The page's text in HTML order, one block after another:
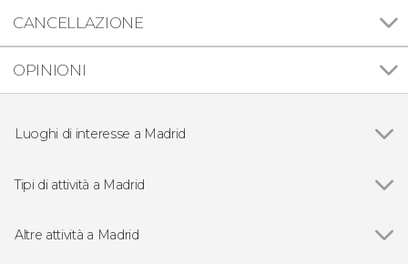
CANCELLAZIONE
OPINIONI
Luoghi di interesse a Madrid
Puerta del Sol
Mercato di San Miguel
Tipi di attività a Madrid
Free Tour a Madrid
Altre attività a Madrid